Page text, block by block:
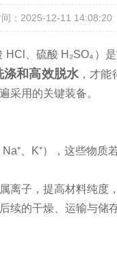
间：2025-12-11 14:08:20
、硫酸 H₂SO₄）
涤和高效脱水 ，才
采用的关键装备。
、K⁺），这些物
子，提高材料纯度
的干燥、运输与